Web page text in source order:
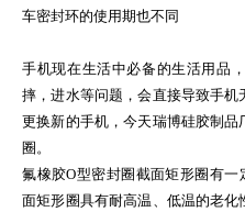
车密封环的使用期也不同
手机现在生活中必备的生活用品
摔，进水等问题，会直接导致手
更换新的手机，今天瑞博硅胶制
圈。
氟橡胶O型密封圈截面矩形圈有
面矩形圈具有耐高温、低温的老